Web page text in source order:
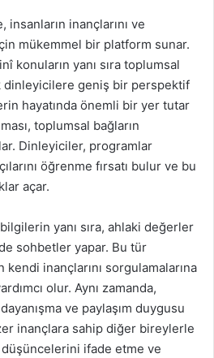
inançlarını ve
mükemmel bir platform sunar.
konuların yanı sıra toplumsal
dinleyicilere geniş bir perspektif
hayatında önemli bir yer tutar
toplumsal bağların
Dinleyiciler, programlar
öğrenme fırsatı bulur ve bu
açar.
yanı sıra, ahlaki değerler
sohbetler yapar. Bu tür
inançlarını sorgulamalarına
olur. Aynı zamanda,
ve paylaşım duygusu
inançlara sahip diğer bireylerle
ifade etme ve